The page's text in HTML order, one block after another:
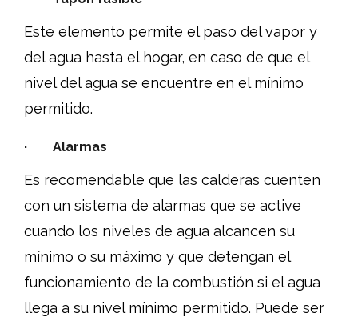
Este elemento permite el paso del vapor y
del agua hasta el hogar, en caso de que el
nivel del agua se encuentre en el mínimo
permitido.
· Alarmas
Es recomendable que las calderas cuenten
con un sistema de alarmas que se active
cuando los niveles de agua alcancen su
mínimo o su máximo y que detengan el
funcionamiento de la combustión si el agua
llega a su nivel mínimo permitido. Puede ser